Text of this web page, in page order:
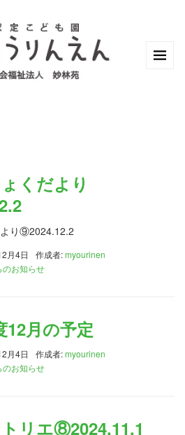
くだより
より⑨2024.12.2
月4日 作成者:myourinen
のお知らせ
12月の予定
月4日 作成者:myourinen
のお知らせ
リエ⑧2024.11.1